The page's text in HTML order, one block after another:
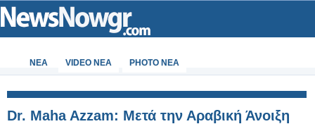
ΝΕΑ VIDEO NEA PHOTO NEA
Dr. Maha Azzam: Μετά την Αραβική Άνοιξη